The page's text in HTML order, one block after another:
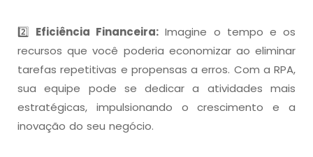
2️⃣ Eficiência Financeira: Imagine o tempo e os
recursos que você poderia economizar ao eliminar
tarefas repetitivas e propensas a erros. Com a RPA,
sua equipe pode se dedicar a atividades mais
estratégicas, impulsionando o crescimento e a
inovação do seu negócio.